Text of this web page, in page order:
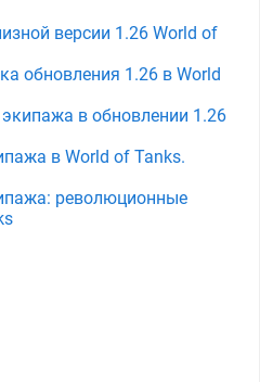
версии 1.26 World of
обновления 1.26 в World
в обновлении 1.26
в World of Tanks.
революционные